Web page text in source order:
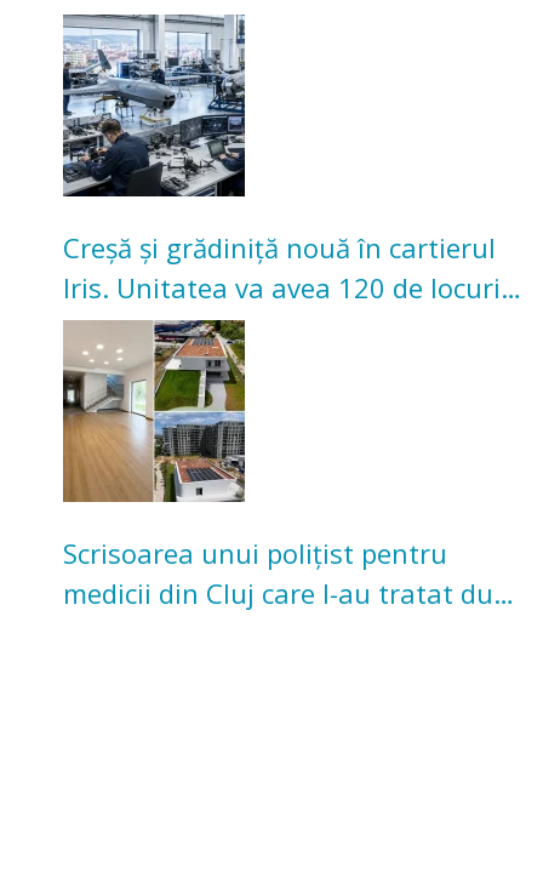
înceapă în toamna acestui an
Creșă și grădiniță nouă în cartierul
Iris. Unitatea va avea 120 de locuri
pentru copii
Scrisoarea unui polițist pentru
medicii din Cluj care l-au tratat după